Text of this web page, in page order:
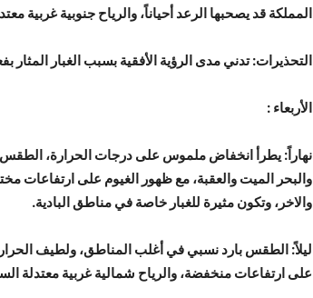
المملكة قد يصحبها الرعد أحياناً، والرياح جنوبية غربية
التحذيرات: تدني مدى الرؤية الأفقية بسبب الغبار
الأربعاء :
نهاراً: يطرأ انخفاض ملموس على درجات الحرارة،
والبحر الميت والعقبة، مع ظهور الغيوم على ارتفاعات
والاخر، وتكون مثيرة للغبار خاصة في مناطق البادية.
ليلاً: الطقس بارد نسبي في أغلب المناطق، ولطيف
على ارتفاعات منخفضة، والرياح شمالية غربية معتدلة